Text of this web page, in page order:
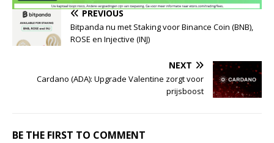
PREVIOUS
Bitpanda nu met Staking voor Binance Coin (BNB),
ROSE en Injective (INJ)
NEXT
Cardano (ADA): Upgrade Valentine zorgt voor
prijsboost
BE THE FIRST TO COMMENT